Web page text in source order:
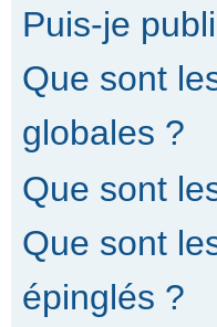
Puis-je
Que sont
globales ?
Que sont
Que sont
épinglés ?